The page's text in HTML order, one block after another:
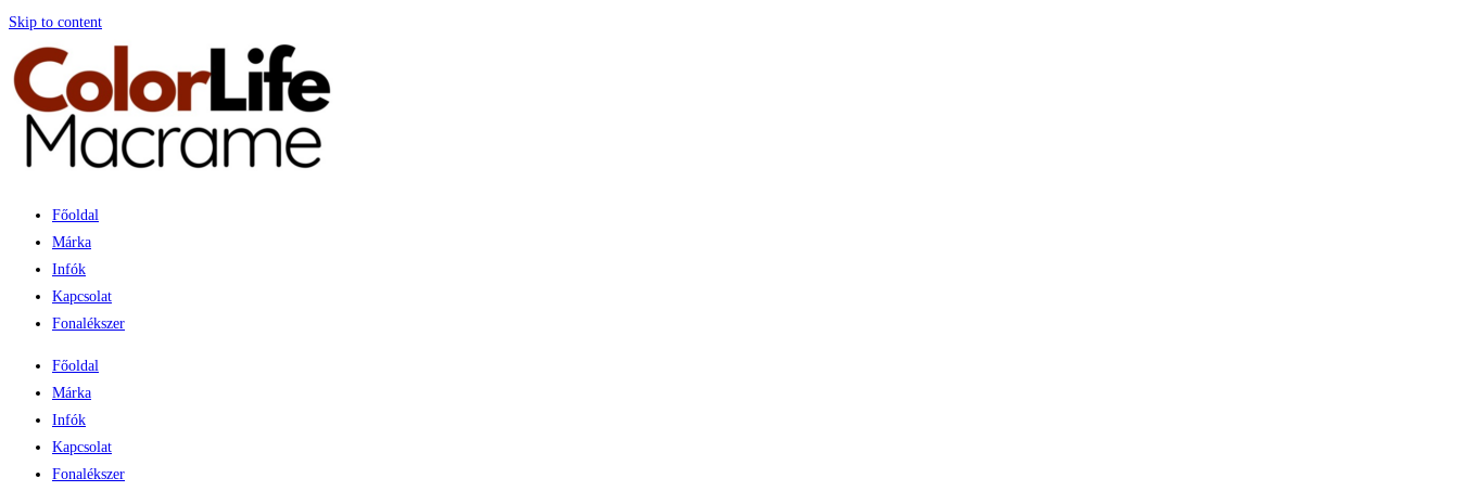
Skip to content
Főoldal
Márka
Infók
Kapcsolat
Fonalékszer
Főoldal
Márka
Infók
Kapcsolat
Fonalékszer